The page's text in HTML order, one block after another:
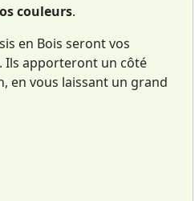
couleurs.
en Bois seront vos
Ils apporteront un côté
en vous laissant un grand